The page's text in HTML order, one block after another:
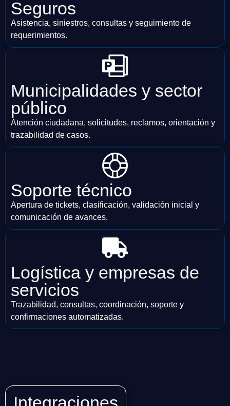
Seguros
Asistencia, siniestros, consultas y seguimiento de
requerimientos.
Municipalidades y sector
público
Atención ciudadana, solicitudes, reclamos, orientación y
trazabilidad de casos.
Soporte técnico
Apertura de tickets, clasificación, validación inicial y
comunicación de avances.
Logística y empresas de
servicios
Trazabilidad, consultas, coordinación, soporte y
confirmaciones automatizadas.